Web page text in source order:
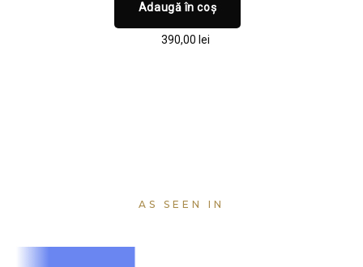
Adaugă în coș
390,00 lei
AS SEEN IN